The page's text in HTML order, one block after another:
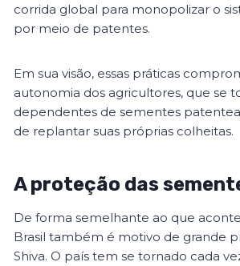
corrida global para monopolizar o
por meio de patentes.
Em sua visão, essas práticas
autonomia dos agricultores, que se
dependentes de sementes
de replantar suas próprias colheitas.
A proteção das
De forma semelhante ao que
Brasil também é motivo de grande
Shiva. O país tem se tornado cada